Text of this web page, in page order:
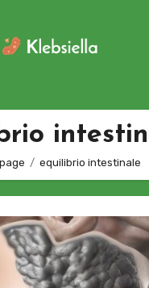
equilibrio intestinale